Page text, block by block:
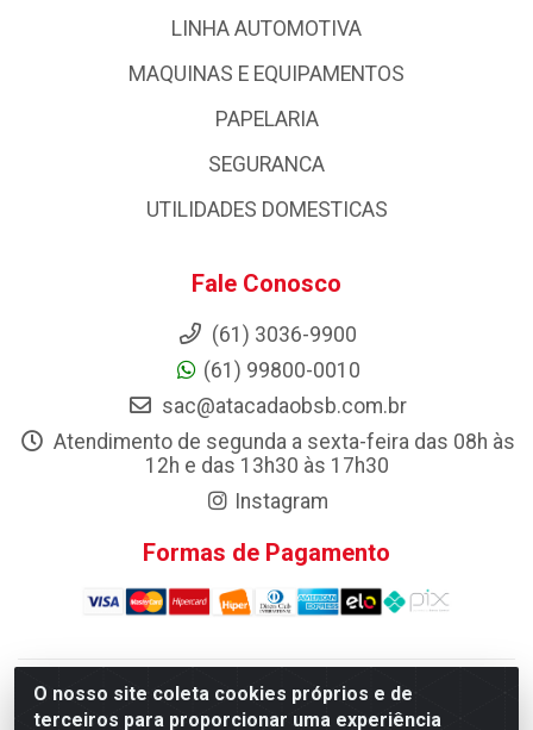
O nosso site coleta cookies próprios e de
terceiros para proporcionar uma experiência
LINHA AUTOMOTIVA
MAQUINAS E EQUIPAMENTOS
PAPELARIA
SEGURANCA
UTILIDADES DOMESTICAS
Fale Conosco
(61) 3036-9900
(61) 99800-0010
sac@atacadaobsb.com.br
Atendimento de segunda a sexta-feira das 08h às
12h e das 13h30 às 17h30
Instagram
Formas de Pagamento
Atacadao da Limpeza F. Pereira Queiroz Comercio e
Distribuicao LTDA - Quadra Qi 10 Lotes 39 e, 41 - Setor